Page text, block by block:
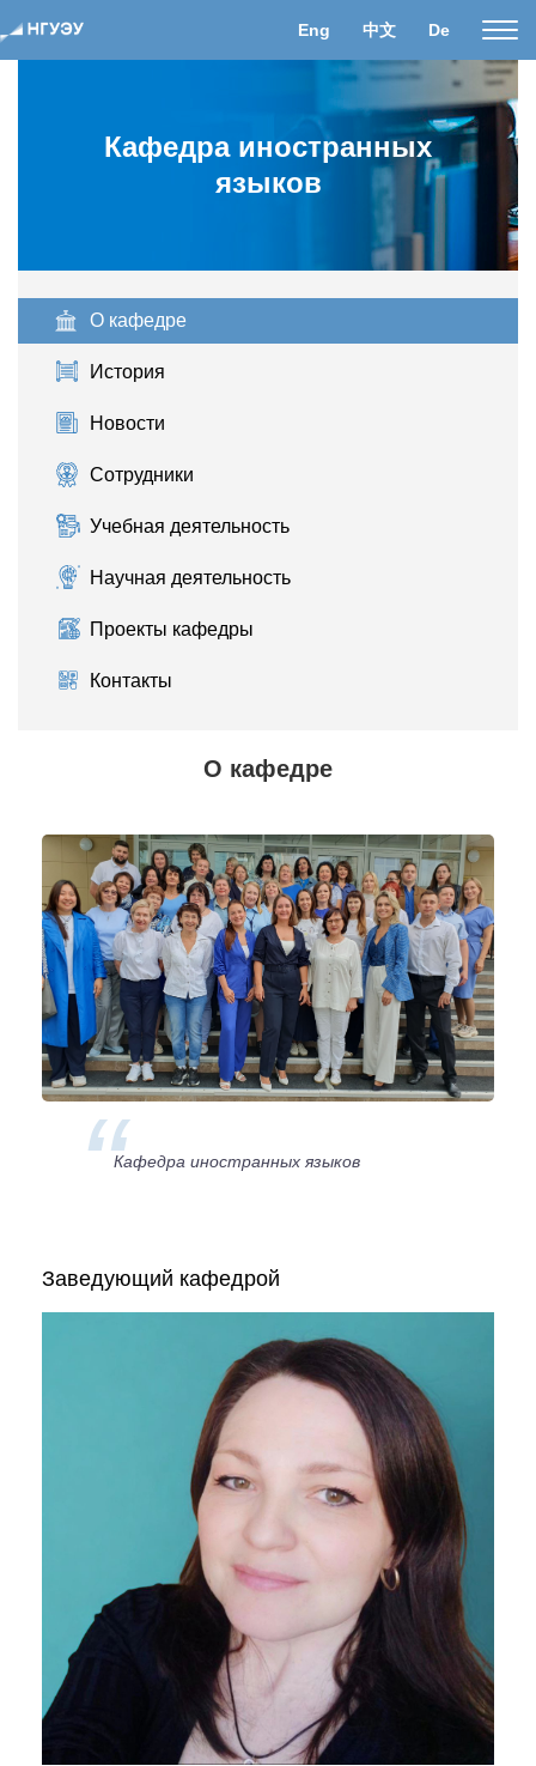
Eng 中文 De
Кафедра иностранных
языков
О кафедре
О кафедре
История
Новости
Сотрудники
Учебная деятельность
Научная деятельность
Проекты кафедры
Контакты
Кафедра иностранных языков
Заведующий кафедрой